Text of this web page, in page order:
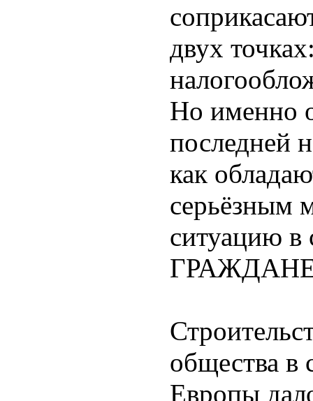
двух
Но именно
последней
как
серьёзным
ситуацию в
ГРАЖДАНЕ
общества в
Европы